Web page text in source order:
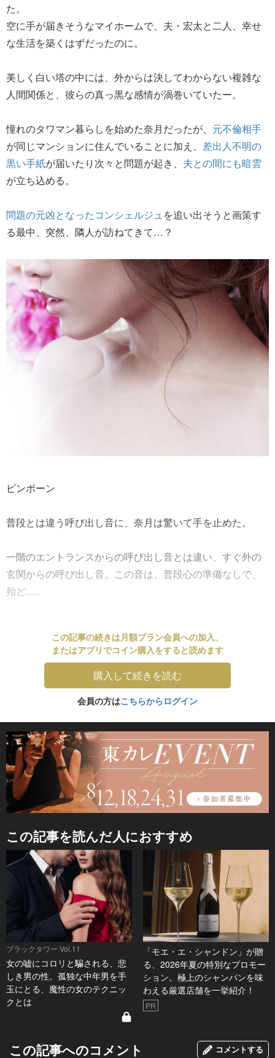
た。
空に手が届きそうなマイホームで、夫・宏太と二人、幸せ
な生活を築くはずだったのに。
美しく白い塔の中には、外からは決してわからない複雑な
人間関係と、彼らの真っ黒な感情が渦巻いていたー。
憧れのタワマン暮らしを始めた奈月だったが、 元不倫相手
が同じマンションに住んでいることに加え、 差出人不明の
黒い手紙が届いたり次々と問題が起き、 夫との間にも暗雲
が立ち込める。
問題の元凶となったコンシェルジュ を追い出そうと画策す
る最中、突然、隣人が訪ねてきて…？
ピンポーン
普段とは違う呼び出し音に、奈月は驚いて手を止めた。
一階のエントランスからの呼び出し音とは違い、すぐ外の
玄関からの呼び出し音。この音は、普段心の準備なしで、
殆ど......
この記事の続きは月額プラン会員への加入、
またはアプリでコイン購入をすると読めます
購入して続きを読む
会員の方はこちらからログイン
この記事を読んだ人におすすめ
ブラックタワー Vol.11
女の嘘にコロリと騙される、悲
しき男の性。孤独な中年男を手
玉にとる、魔性の女のテクニッ
クとは
「モエ・エ・シャンドン」が贈
る、2026年夏の特別なプロモー
ション。極上のシャンパンを味
わえる厳選店舗を一挙紹介！
PR
この記事へのコメント コメントする